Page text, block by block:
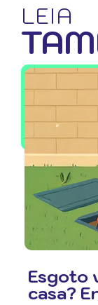
LEIA
Esgoto
casa?